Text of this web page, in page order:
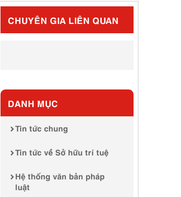
CHUYÊN GIA LIÊN QUAN
DANH MỤC
Tin tức chung
Tin tức về Sở hữu trí tuệ
Hệ thống văn bản pháp
luật